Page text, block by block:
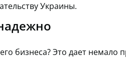
Украины.
бизнеса? Это дает немало